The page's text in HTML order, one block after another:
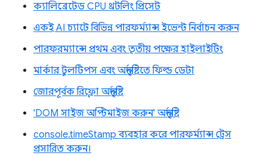
ক্যালিব্রেটেড CPU থ্রটলিং প্রিসেট
একই AI চ্যাটে বিভিন্ন পারফর্ম্যান্স ইভেন্ট নির্বাচন করুন
পারফরম্যান্সে প্রথম এবং তৃতীয় পক্ষের হাইলাইটিং
মার্কার টুলটিপস এবং অন্তর্দৃষ্টিতে ফিল্ড ডেটা
জোরপূর্বক রিফ্লো অন্তর্দৃষ্টি
'DOM সাইজ অপ্টিমাইজ করুন' অন্তর্দৃষ্টি
console.timeStamp ব্যবহার করে পারফর্ম্যান্স ট্রেস
প্রসারিত করুন।